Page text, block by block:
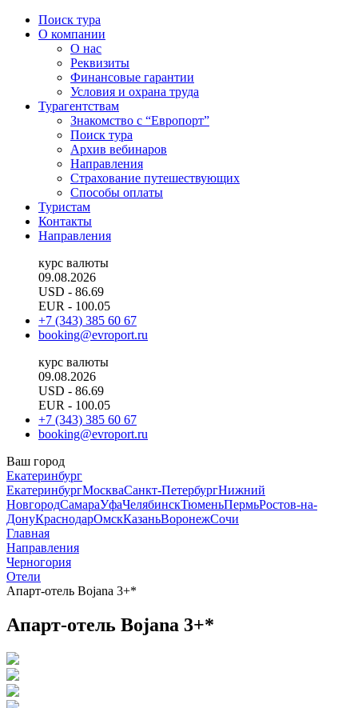
Поиск тура
О компании
О нас
Реквизиты
Финансовые гарантии
Условия и охрана труда
Турагентствам
Знакомство с “Европорт”
Поиск тура
Архив вебинаров
Направления
Страхование путешествующих
Способы оплаты
Туристам
Контакты
Направления
курс валюты
09.08.2026
USD - 86.69
EUR - 100.05
+7 (343) 385 60 67
booking@evroport.ru
курс валюты
09.08.2026
USD - 86.69
EUR - 100.05
+7 (343) 385 60 67
booking@evroport.ru
Ваш город
Екатеринбург
ЕкатеринбургМоскваСанкт-ПетербургНижний
НовгородСамараУфаЧелябинскТюменьПермьРостов-на-
ДонуКраснодарОмскКазаньВоронежСочи
Главная
Направления
Черногория
Отели
Апарт-отель Bojana 3+*
Апарт-отель Bojana 3+*